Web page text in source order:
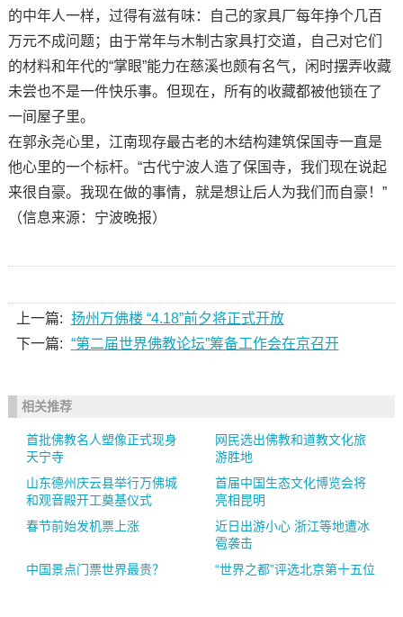
的中年人一样，过得有滋有味：自己的家具厂每年挣个几百
万元不成问题；由于常年与木制古家具打交道，自己对它们
的材料和年代的“掌眼”能力在慈溪也颇有名气，闲时摆弄收藏
未尝也不是一件快乐事。但现在，所有的收藏都被他锁在了
一间屋子里。
在郭永尧心里，江南现存最古老的木结构建筑保国寺一直是
他心里的一个标杆。“古代宁波人造了保国寺，我们现在说起
来很自豪。我现在做的事情，就是想让后人为我们而自豪！”
（信息来源：宁波晚报）
上一篇: 扬州万佛楼 “4.18”前夕将正式开放
下一篇: “第二届世界佛教论坛”筹备工作会在京召开
相关推荐
首批佛教名人塑像正式现身
天宁寺
网民选出佛教和道教文化旅
游胜地
山东德州庆云县举行万佛城
和观音殿开工奠基仪式
首届中国生态文化博览会将
亮相昆明
春节前始发机票上涨
近日出游小心 浙江等地遭冰
雹袭击
中国景点门票世界最贵？
“世界之都”评选北京第十五位